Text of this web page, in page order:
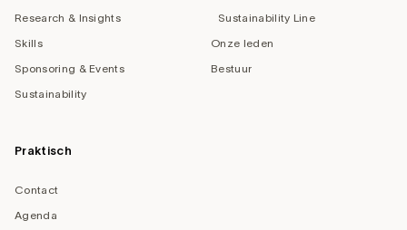
Research & Insights
Skills
Sponsoring & Events
Sustainability
Sustainability Line
Onze leden
Bestuur
Praktisch
Contact
Agenda